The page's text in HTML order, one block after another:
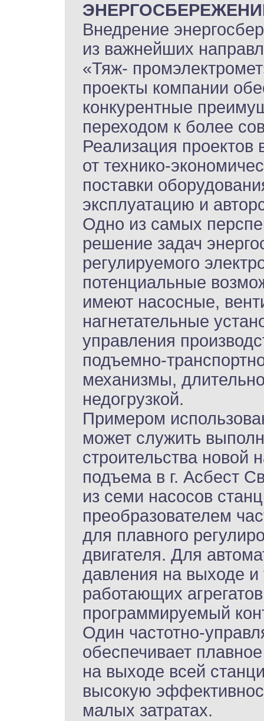
Внедрение
из важнейших
«Тяж-
проекты компании
конкурентные
переходом к более
Реализация проектов
от технико-
поставки
эксплуатацию и
Одно из самых
решение задач
регулируемого
потенциальные
имеют насосные,
нагнетательные
управления
подъемно-
механизмы,
недогрузкой.
Примером
может служить
строительства новой
подъема в г. Асбест
из семи насосов
преобразователем
для плавного
двигателя. Для
давления на выходе и
работающих
программируемый
Один частотно-
обеспечивает
на выходе всей
высокую
малых затратах.